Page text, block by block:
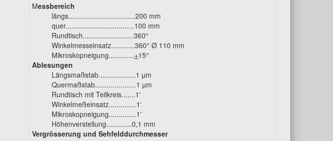
Messbereich
längs..................................200 mm
quer...................................100 mm
Rundtisch..........................360°
Winkelmesseinsatz............360° Ø 110 mm
Mikroskopneigung.............+15°
Ablesungen
Längsmaßstab...................1 µm
Quermaßstab.....................1 µm
Rundtisch mit Teilkreis.......1'
Winkelmeßeinsatz..............1'
Mikroskopneigung..............1'
Höhenverstellung.............0,1 mm
Vergrösserung und Sehfelddurchmesser